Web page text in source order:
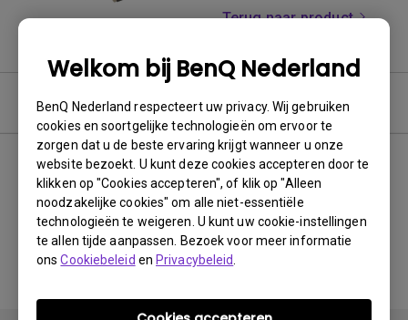
Welkom bij BenQ Nederland
BenQ Nederland respecteert uw privacy. Wij gebruiken
cookies en soortgelijke technologieën om ervoor te
zorgen dat u de beste ervaring krijgt wanneer u onze
website bezoekt. U kunt deze cookies accepteren door te
klikken op "Cookies accepteren", of klik op "Alleen
noodzakelijke cookies" om alle niet-essentiële
technologieën te weigeren. U kunt uw cookie-instellingen
te allen tijde aanpassen. Bezoek voor meer informatie
onsCookiebeleid enPrivacybeleid
Terug naar product
FAQ
Geen gerelateerde
veelgestelde vragen